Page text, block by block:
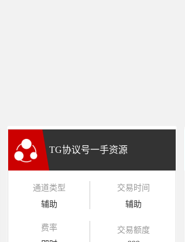
TG协议号一手资源
通道类型
辅助
交易时间
辅助
费率
交易额度